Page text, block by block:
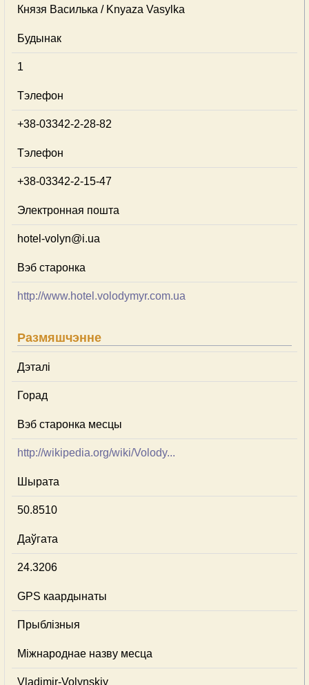
Князя Василька / Knyaza Vasylka
Будынак
1
Тэлефон
+38-03342-2-28-82
Тэлефон
+38-03342-2-15-47
Электронная пошта
hotel-volyn@i.ua
Вэб старонка
http://www.hotel.volodymyr.com.ua
Размяшчэнне
Дэталі
Горад
Вэб старонка месцы
http://wikipedia.org/wiki/Volody...
Шырата
50.8510
Даўгата
24.3206
GPS каардынаты
Прыблізныя
Міжнароднае назву месца
Vladimir-Volynskiy